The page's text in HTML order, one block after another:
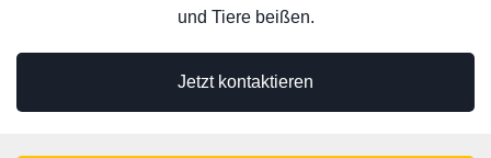
Jetzt kontaktieren
und Tiere beißen.